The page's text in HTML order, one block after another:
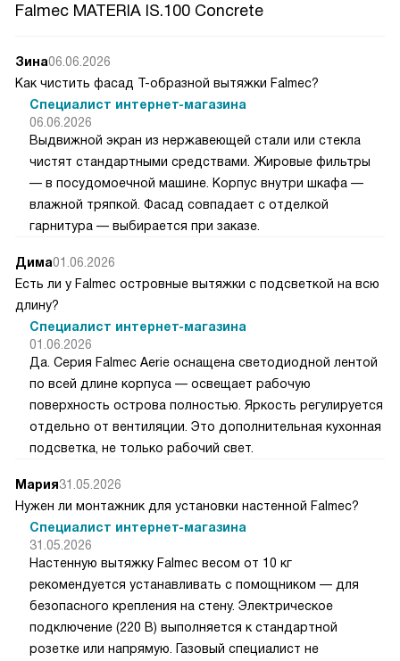
Falmec MATERIA IS.100 Concrete
Зина06.06.2026
Как чистить фасад Т-образной вытяжки Falmec?
Специалист интернет-магазина
06.06.2026
Выдвижной экран из нержавеющей стали или стекла
чистят стандартными средствами. Жировые фильтры
— в посудомоечной машине. Корпус внутри шкафа —
влажной тряпкой. Фасад совпадает с отделкой
гарнитура — выбирается при заказе.
Дима01.06.2026
Есть ли у Falmec островные вытяжки с подсветкой на всю
длину?
Специалист интернет-магазина
01.06.2026
Да. Серия Falmec Aerie оснащена светодиодной лентой
по всей длине корпуса — освещает рабочую
поверхность острова полностью. Яркость регулируется
отдельно от вентиляции. Это дополнительная кухонная
подсветка, не только рабочий свет.
Мария31.05.2026
Нужен ли монтажник для установки настенной Falmec?
Специалист интернет-магазина
31.05.2026
Настенную вытяжку Falmec весом от 10 кг
рекомендуется устанавливать с помощником — для
безопасного крепления на стену. Электрическое
подключение (220 В) выполняется к стандартной
розетке или напрямую. Газовый специалист не